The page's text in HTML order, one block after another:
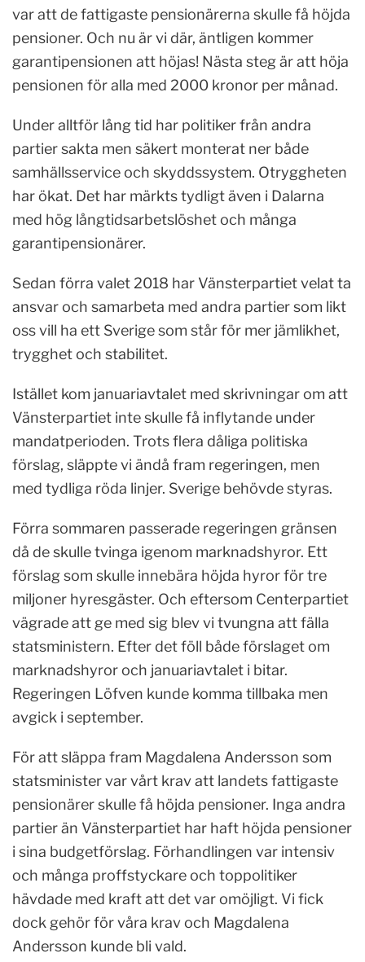
var att de fattigaste pensionärerna skulle få höjda
pensioner. Och nu är vi där, äntligen kommer
garantipensionen att höjas! Nästa steg är att höja
pensionen för alla med 2000 kronor per månad.
Under alltför lång tid har politiker från andra
partier sakta men säkert monterat ner både
samhällsservice och skyddssystem. Otryggheten
har ökat. Det har märkts tydligt även i Dalarna
med hög långtidsarbetslöshet och många
garantipensionärer.
Sedan förra valet 2018 har Vänsterpartiet velat ta
ansvar och samarbeta med andra partier som likt
oss vill ha ett Sverige som står för mer jämlikhet,
trygghet och stabilitet.
Istället kom januariavtalet med skrivningar om att
Vänsterpartiet inte skulle få inflytande under
mandatperioden. Trots flera dåliga politiska
förslag, släppte vi ändå fram regeringen, men
med tydliga röda linjer. Sverige behövde styras.
Förra sommaren passerade regeringen gränsen
då de skulle tvinga igenom marknadshyror. Ett
förslag som skulle innebära höjda hyror för tre
miljoner hyresgäster. Och eftersom Centerpartiet
vägrade att ge med sig blev vi tvungna att fälla
statsministern. Efter det föll både förslaget om
marknadshyror och januariavtalet i bitar.
Regeringen Löfven kunde komma tillbaka men
avgick i september.
För att släppa fram Magdalena Andersson som
statsminister var vårt krav att landets fattigaste
pensionärer skulle få höjda pensioner. Inga andra
partier än Vänsterpartiet har haft höjda pensioner
i sina budgetförslag. Förhandlingen var intensiv
och många proffstyckare och toppolitiker
hävdade med kraft att det var omöjligt. Vi fick
dock gehör för våra krav och Magdalena
Andersson kunde bli vald.